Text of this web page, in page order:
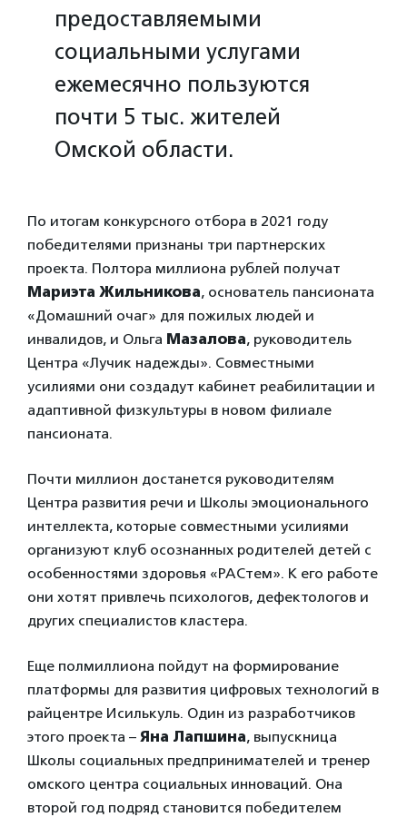
предоставляемыми
социальными услугами
ежемесячно пользуются
почти 5 тыс. жителей
Омской области.
По итогам конкурсного отбора в 2021 году
победителями признаны три партнерских
проекта. Полтора миллиона рублей получат
Мариэта Жильникова, основатель пансионата
«Домашний очаг» для пожилых людей и
инвалидов, и Ольга Мазалова, руководитель
Центра «Лучик надежды». Совместными
усилиями они создадут кабинет реабилитации и
адаптивной физкультуры в новом филиале
пансионата.
Почти миллион достанется руководителям
Центра развития речи и Школы эмоционального
интеллекта, которые совместными усилиями
организуют клуб осознанных родителей детей с
особенностями здоровья «РАСтем». К его работе
они хотят привлечь психологов, дефектологов и
других специалистов кластера.
Еще полмиллиона пойдут на формирование
платформы для развития цифровых технологий в
райцентре Исилькуль. Один из разработчиков
этого проекта – Яна Лапшина, выпускница
Школы социальных предпринимателей и тренер
омского центра социальных инноваций. Она
второй год подряд становится победителем